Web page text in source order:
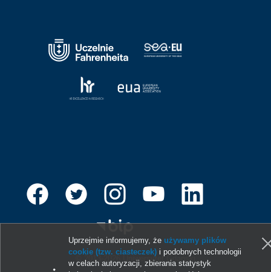
© 2013-2026 Uniwersytet Gdański
Uprzejmie informujemy, że używamy plików
cookie (tzw. ciasteczek) i podobnych technologii
w celach autoryzacji, zbierania statystyk